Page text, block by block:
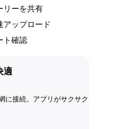
リーを共有
アップロード
ト確認
適
に接続。アプリがサクサク